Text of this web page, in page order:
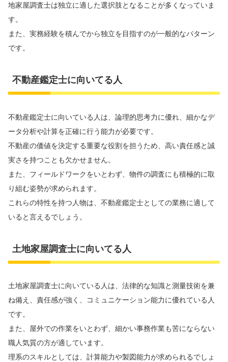
地家屋調査士は独立に適した選択肢となることが多くなっていま
す。
また、実務経験を積んでから独立を目指すのが一般的なパターン
です。
不動産鑑定士に向いてる人
不動産鑑定士に向いている人は、論理的思考力に優れ、細かなデ
ータ分析や計算を正確に行う能力が必要です。
不動産の価値を決定する重要な役割を担うため、高い責任感と誠
実さを持つことも欠かせません。
また、フィールドワークをいとわず、物件の調査にも積極的に取
り組む姿勢が求められます。
これらの特性を持つ人物は、不動産鑑定士としての業務に適して
いると言えるでしょう。
土地家屋調査士に向いてる人
土地家屋調査士に向いている人は、法律的な知識と測量技術を兼
ね備え、責任感が強く、コミュニケーション能力に優れている人
です。
また、屋外での作業をいとわず、細かい事務作業も苦にならない
職人気質の方が適しています。
理系のスキルとしては、計算能力や製図能力が求められるでしょ